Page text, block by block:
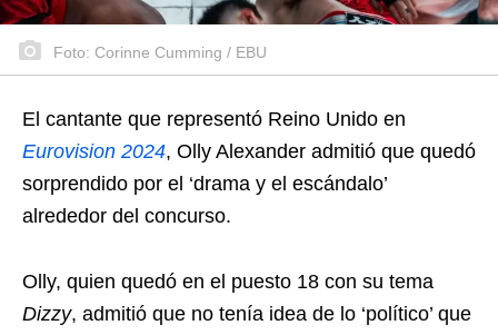
Foto: Corinne Cumming / EBU
El cantante que representó Reino Unido en
Eurovision 2024, Olly Alexander admitió que quedó
sorprendido por el ‘drama y el escándalo’
alrededor del concurso.
Olly, quien quedó en el puesto 18 con su tema
Dizzy, admitió que no tenía idea de lo ‘político’ que